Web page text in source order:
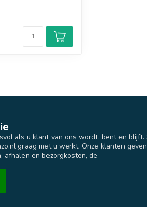
als u klant van ons wordt, bent en blijft.
graag met u werkt. Onze klanten
afhalen en bezorgkosten, de